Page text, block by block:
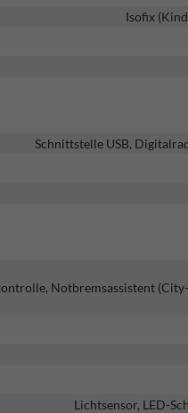
Isofix
Schnittstelle USB,
Notbremsassistent
Lichtsensor, LED-